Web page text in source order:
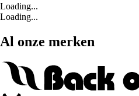
Loading...
Loading...
Al onze merken